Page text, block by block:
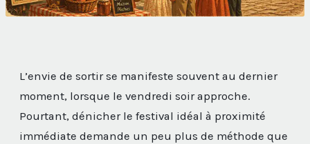
L’envie de sortir se manifeste souvent au dernier
moment, lorsque le vendredi soir approche.
Pourtant, dénicher le festival idéal à proximité
immédiate demande un peu plus de méthode que